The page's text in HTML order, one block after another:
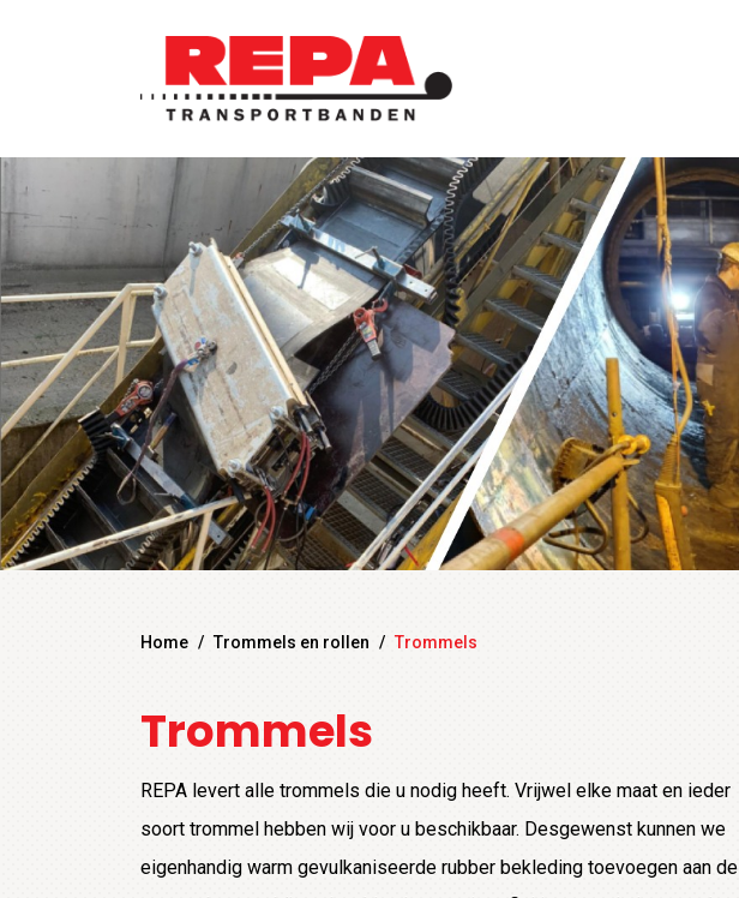
Home / Trommels en rollen / Trommels
Trommels
REPA levert alle trommels die u nodig heeft. Vrijwel elke maat en ieder
soort trommel hebben wij voor u beschikbaar. Desgewenst kunnen we
eigenhandig warm gevulkaniseerde rubber bekleding toevoegen aan de